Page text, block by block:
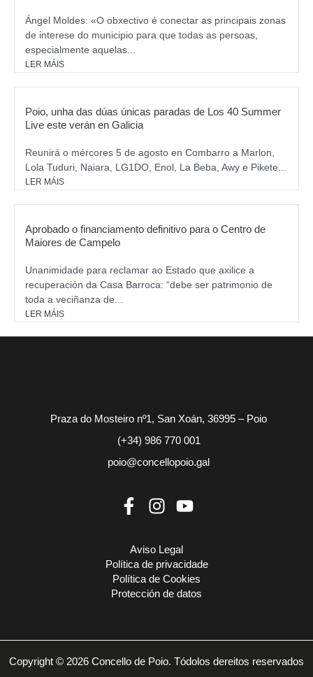
Ángel Moldes: «O obxectivo é conectar as principais zonas
de interese do municipio para que todas as persoas,
especialmente aquelas...
LER MÁIS
Poio, unha das dúas únicas paradas de Los 40 Summer
Live este verán en Galicia
Reunirá o mércores 5 de agosto en Combarro a Marlon,
Lola Tuduri, Naiara, LG1DO, Enol, La Beba, Awy e Pikete...
LER MÁIS
Aprobado o financiamento definitivo para o Centro de
Maiores de Campelo
Unanimidade para reclamar ao Estado que axilice a
recuperación da Casa Barroca: “debe ser patrimonio de
toda a veciñanza de...
LER MÁIS
Praza do Mosteiro nº1, San Xoán, 36995 – Poio
(+34) 986 770 001
poio@concellopoio.gal
Aviso Legal
Política de privacidade
Política de Cookies
Protección de datos
Copyright © 2026 Concello de Poio. Tódolos dereitos reservados